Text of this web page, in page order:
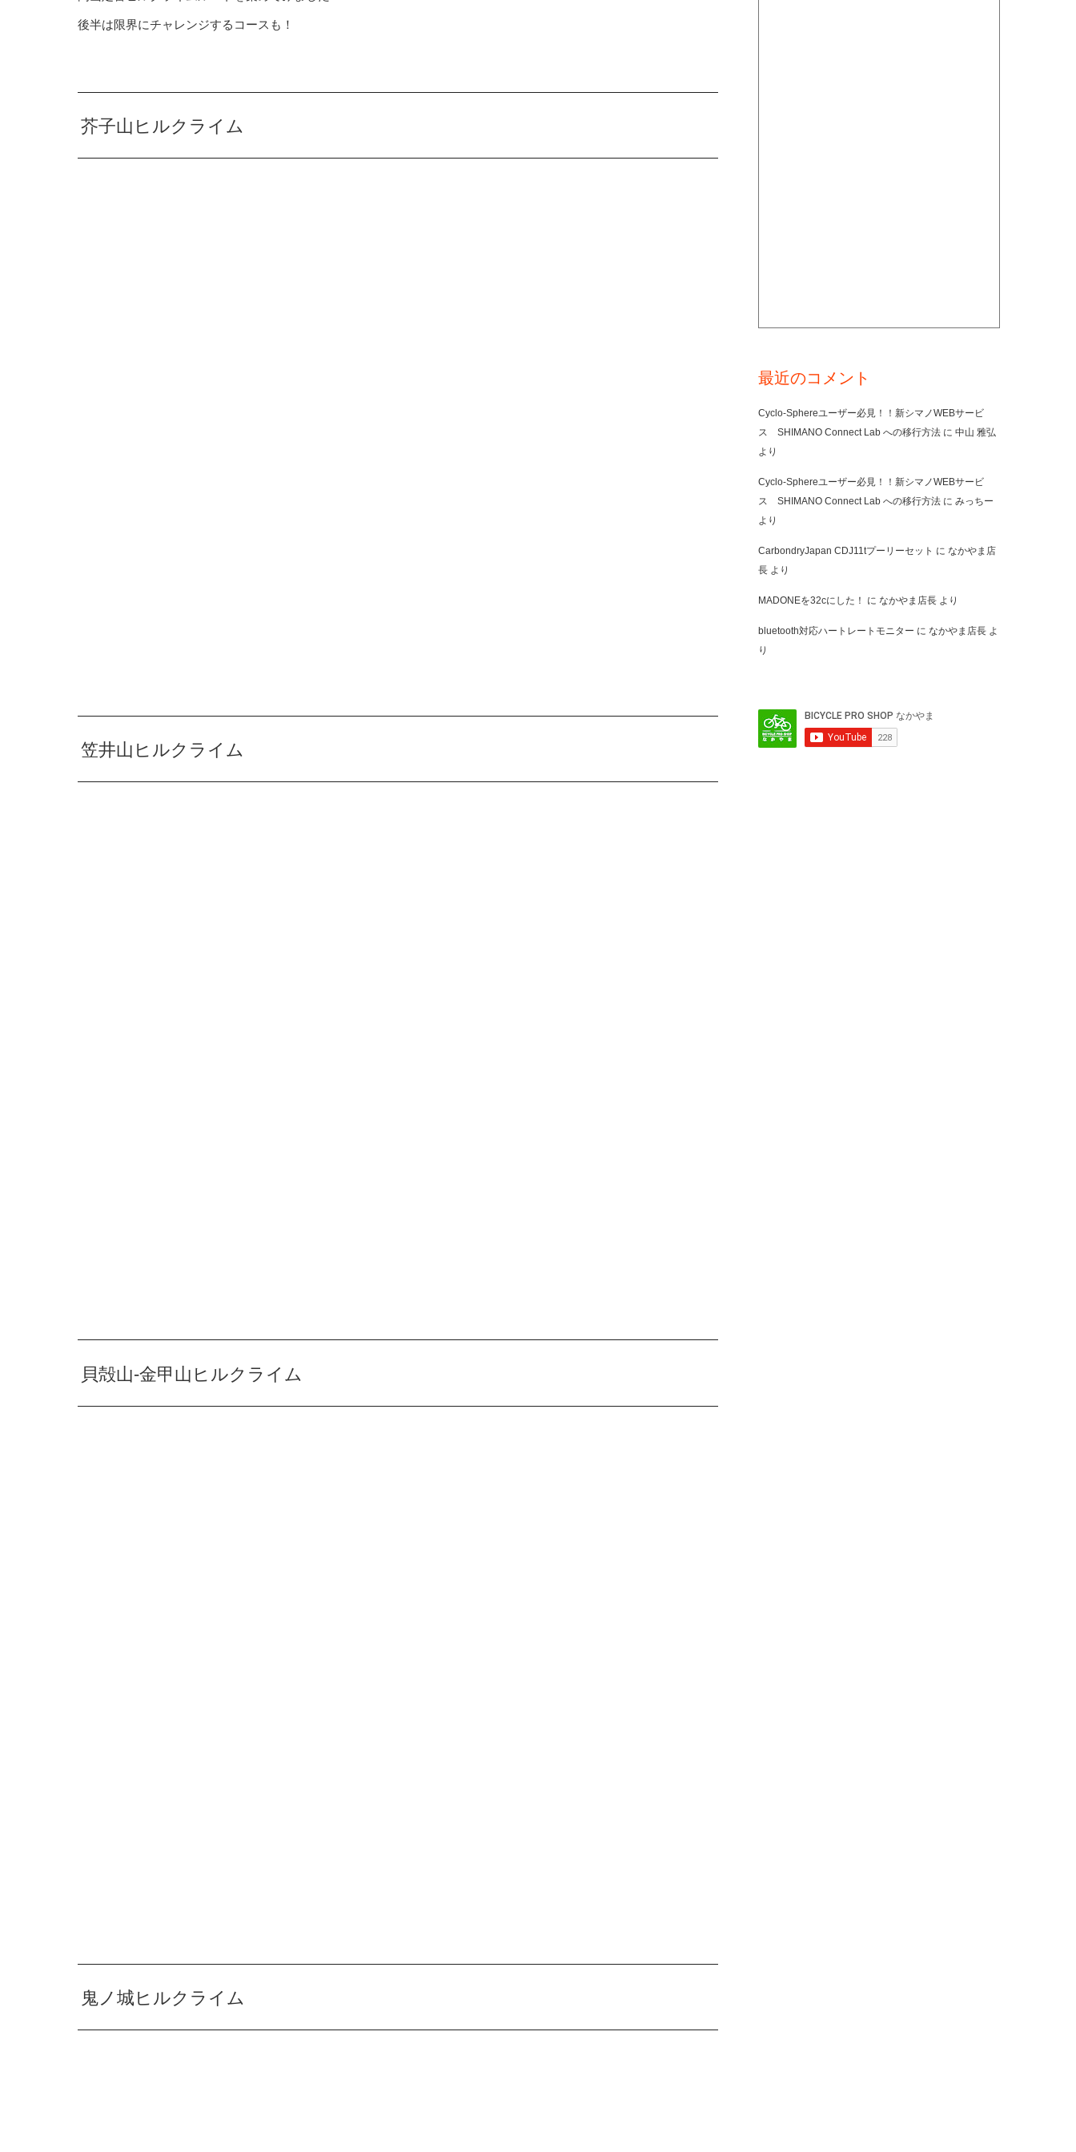
後半は限界にチャレンジするコースも！
芥子山ヒルクライム
笠井山ヒルクライム
貝殻山-金甲山ヒルクライム
鬼ノ城ヒルクライム
最近のコメント
Cyclo-Sphereユーザー必見！！新シマノWEBサービ
ス SHIMANO Connect Lab への移行方法 に 中山 雅弘
より
Cyclo-Sphereユーザー必見！！新シマノWEBサービ
ス SHIMANO Connect Lab への移行方法 に みっちー
より
CarbondryJapan CDJ11tプーリーセット に なかやま店
長 より
MADONEを32cにした！ に なかやま店長 より
bluetooth対応ハートレートモニター に なかやま店長 よ
り